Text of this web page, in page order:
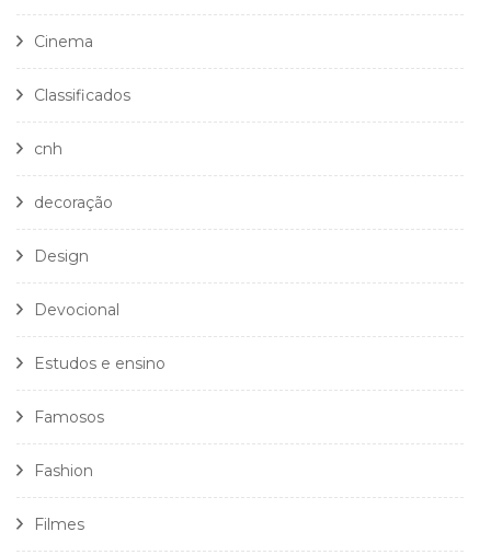
Cinema
Classificados
cnh
decoração
Design
Devocional
Estudos e ensino
Famosos
Fashion
Filmes